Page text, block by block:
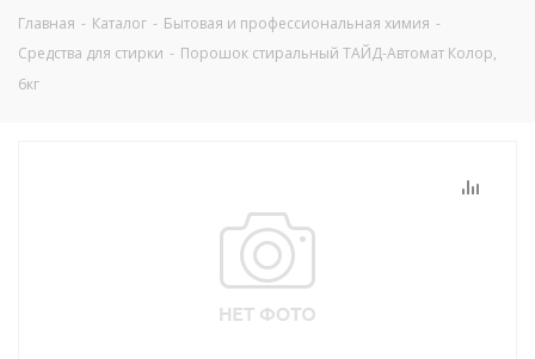
Главная - Каталог - Бытовая и профессиональная химия -
Средства для стирки - Порошок стиральный ТАЙД-Автомат Колор,
6кг